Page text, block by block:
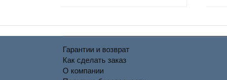
Гарантии и возврат
Как сделать заказ
О компании